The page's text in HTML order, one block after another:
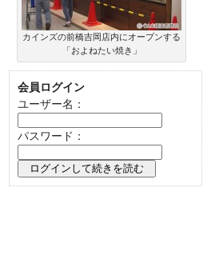
カインズの前橋吉岡店内にオープンする
「およねたい焼き」
会員ログイン
ユーザー名：
パスワード：